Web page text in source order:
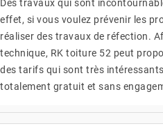
Des travaux qui sont
effet, si vous voulez prévenir les
réaliser des travaux de réfection.
technique, RK toiture 52 peut
des tarifs qui sont très
totalement gratuit et sans